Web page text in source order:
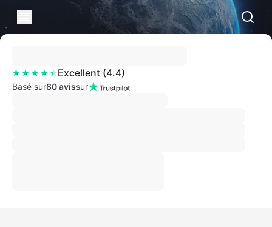
Excellent (4.4)
Basé sur80 avissur